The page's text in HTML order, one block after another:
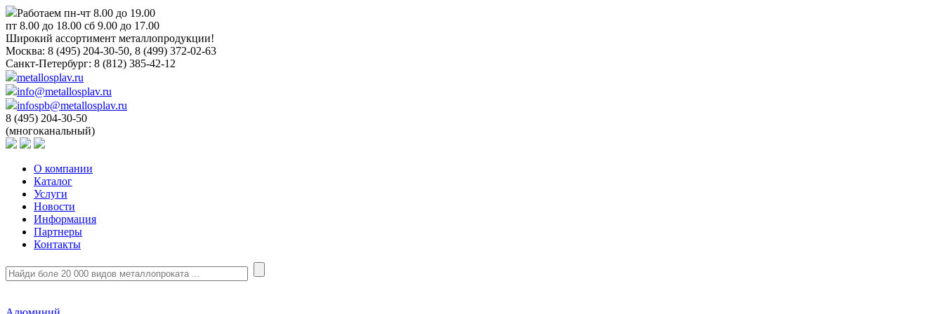
Работаем пн-чт 8.00 до 19.00
пт 8.00 до 18.00 сб 9.00 до 17.00
Широкий ассортимент металлопродукции!
Москва: 8 (495) 204-30-50, 8 (499) 372-02-63
Санкт-Петербург: 8 (812) 385-42-12
metallosplav.ru
info@metallosplav.ru
infospb@metallosplav.ru
8 (495) 204-30-50
(многоканальный)
О компании
Каталог
Услуги
Новости
Информация
Партнеры
Контакты